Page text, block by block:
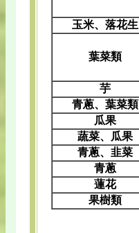
玉米、落花生
葉菜類
芋
青蔥、葉菜類
瓜果
蔬菜、瓜果
青蔥、韭菜
青蔥
蓮花
果樹類